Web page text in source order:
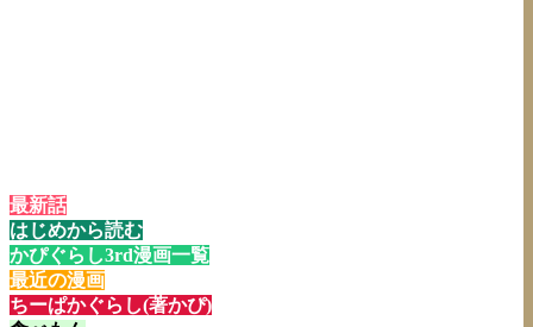
最新話
はじめから読む
かぴぐらし3rd漫画一覧
最近の漫画
ちーぱかぐらし(著かぴ)